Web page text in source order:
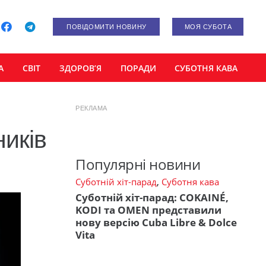
ПОВІДОМИТИ НОВИНУ МОЯ СУБОТА
СВІТ ЗДОРОВ’Я ПОРАДИ СУБОТНЯ КАВА
РЕКЛАМА
Популярні новини
Суботній хіт-парад, Суботня кава
Суботній хіт-парад: COKAINÉ,
KODI та OMEN представили
нову версію Cuba Libre & Dolce
Vita